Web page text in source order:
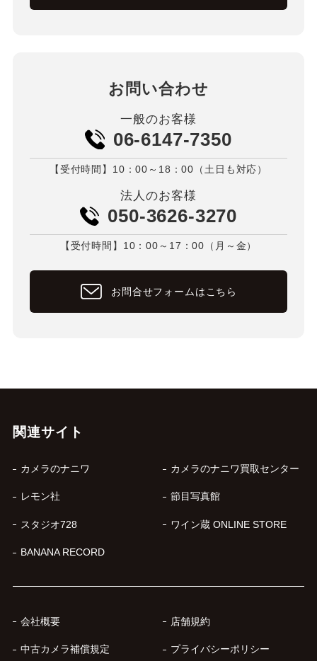
お問い合わせ
一般のお客様
06-6147-7350
【受付時間】10：00～18：00（土日も対応）
法人のお客様
050-3626-3270
【受付時間】10：00～17：00（月～金）
お問合せフォームはこちら
関連サイト
カメラのナニワ カメラのナニワ買取センター
レモン社 節目写真館
スタジオ728 ワイン蔵 ONLINE STORE
BANANA RECORD
会社概要 店舗規約
中古カメラ補償規定 プライバシーポリシー